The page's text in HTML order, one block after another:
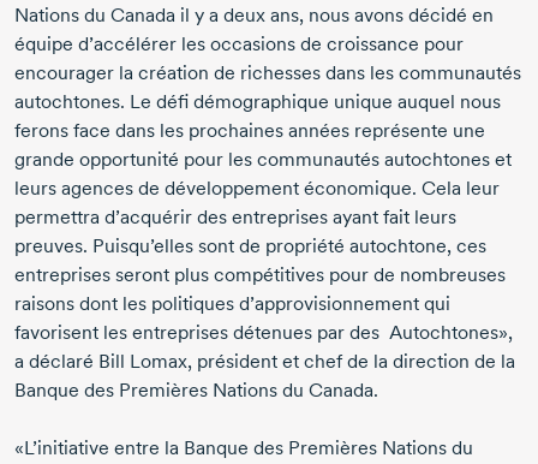
Nations du Canada il y a deux ans, nous avons décidé en
équipe d’accélérer les occasions de croissance pour
encourager la création de richesses dans les communautés
autochtones. Le défi démographique unique auquel nous
ferons face dans les prochaines années représente une
grande opportunité pour les communautés autochtones et
leurs agences de développement économique. Cela leur
permettra d’acquérir des entreprises ayant fait leurs
preuves. Puisqu’elles sont de propriété autochtone, ces
entreprises seront plus compétitives pour de nombreuses
raisons dont les politiques d’approvisionnement qui
favorisent les entreprises détenues par des Autochtones»,
a déclaré Bill Lomax, président et chef de la direction de la
Banque des Premières Nations du Canada.
«L’initiative entre la Banque des Premières Nations du